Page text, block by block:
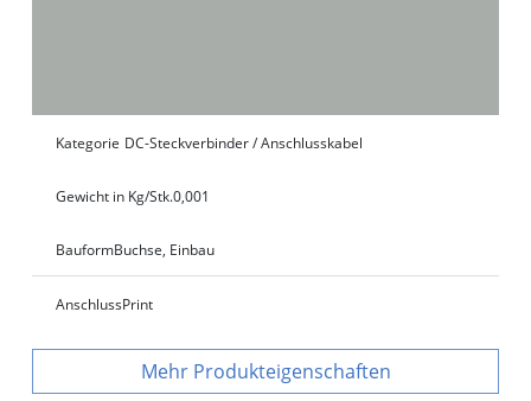
Kategorie DC-Steckverbinder / Anschlusskabel
Gewicht in Kg/Stk.0,001
BauformBuchse, Einbau
AnschlussPrint
Produkteigenschaften